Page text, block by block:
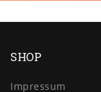
SHOP
Impressum